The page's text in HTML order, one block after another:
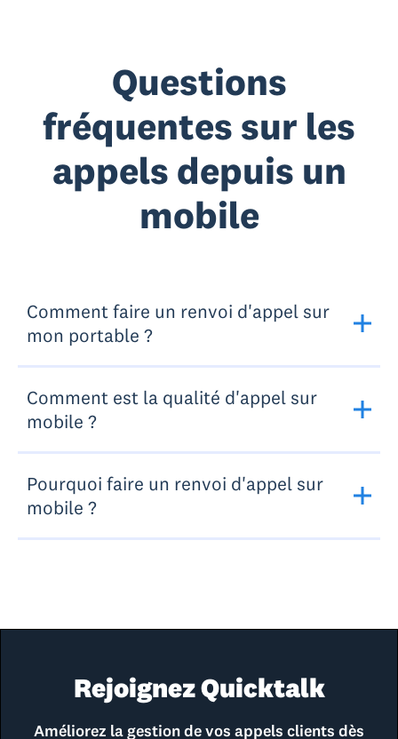
Questions
fréquentes sur les
appels depuis un
mobile
Comment faire un renvoi d'appel sur
mon portable ?
Comment est la qualité d'appel sur
mobile ?
Pourquoi faire un renvoi d'appel sur
mobile ?
Rejoignez Quicktalk
Améliorez la gestion de vos appels clients dès